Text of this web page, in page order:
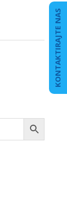
KONTAKTIRAJTE NAS